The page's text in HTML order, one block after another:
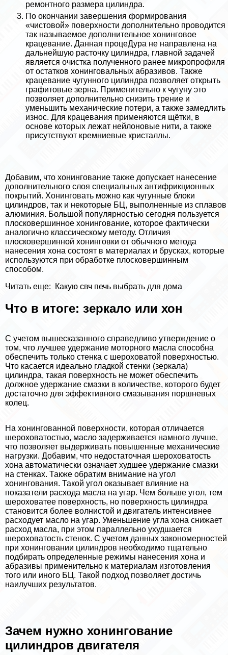
ремонтного размера цилиндра.
По окончании завершения формирования
«чистовой» поверхности дополнительно проводится
так называемое дополнительное хонинговое
крацевание. Данная процеДypa не направлена на
дальнейшую расточку цилиндра, главной задачей
является очистка полученного ранее микропрофиля
от остатков хонинговальных абразивов. Также
крацевание чугунного цилиндра позволяет открыть
графитовые зерна. Применительно к чугуну это
позволяет дополнительно снизить трение и
уменьшить механические потери, а также замедлить
износ. Для крацевания применяются щётки, в
основе которых лежат нейлоновые нити, а также
присутствуют кремниевые кристаллы.
Добавим, что хонингование также допускает нанесение
дополнительного слоя специальных антифрикционных
покрытий. Хонинговать можно как чугунные блоки
цилиндров, так и некоторые БЦ, выполненные из сплавов
алюминия. Большой популярностью сегодня пользуется
плосковершинное хонингование, которое фактически
аналогично классическому методу. Отличия
плосковершинной хонинговки от обычного метода
нанесения хона состоят в материалах и брусках, которые
используются при обработке плосковершинным
способом.
Читать еще:
Какую свч печь выбрать для дома
Что в итоге: зеркало или хон
С учетом вышесказанного справедливо утверждение о
том, что лучшее удержание моторного масла способна
обеспечить только стенка с шероховатой поверхностью.
Что касается идеально гладкой стенки (зеркала)
цилиндра, такая поверхность не может обеспечить
должное удержание смазки в количестве, которого будет
достаточно для эффективного смазывания поршневых
колец.
На хонингованной поверхности, которая отличается
шероховатостью, масло задерживается намного лучше,
что позволяет выдерживать повышенные механические
нагрузки. Добавим, что недостаточная шероховатость
хона автоматически означает худшее удержание смазки
на стенках. Также обратим внимание на угол
хонингования. Такой угол оказывает влияние на
показатели расхода масла на угар. Чем больше угол, тем
шероховатее поверхность, но поверхность цилиндра
становится более волнистой и двигатель интенсивнее
расходует масло на угар. Уменьшение угла хона снижает
расход масла, при этом параллельно ухудшается
шероховатость стенок. С учетом данных закономерностей
при хонинговании цилиндров необходимо тщательно
подбирать определенные режимы нанесения хона и
абразивы применительно к материалам изготовления
того или иного БЦ. Такой подход позволяет достичь
наилучших результатов.
Зачем нужно хонингование
цилиндров двигателя